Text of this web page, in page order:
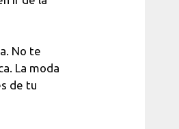
No te
La moda
de tu